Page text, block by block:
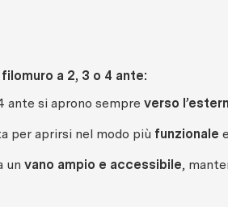
a 2, 3 o 4 ante:
ante si aprono sempre verso
per aprirsi nel modo più funzionale e
un vano ampio e accessibile,